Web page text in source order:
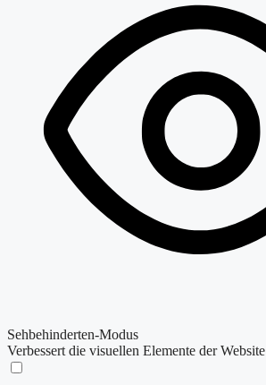
Sehbehinderten-Modus
Verbessert die visuellen Elemente der Website